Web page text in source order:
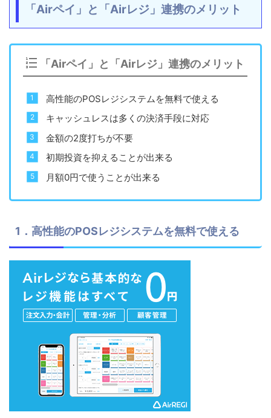
「Airペイ」と「Airレジ」連携のメリット
「Airペイ」と「Airレジ」連携のメリット
高性能のPOSレジシステムを無料で使える
キャッシュレスは多くの決済手段に対応
金額の2度打ちが不要
初期投資を抑えることが出来る
月額0円で使うことが出来る
1．高性能のPOSレジシステムを無料で使える